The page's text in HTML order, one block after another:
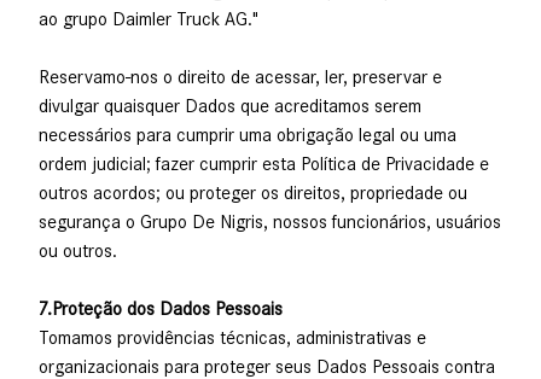
ao grupo Daimler Truck AG."
Reservamo-nos o direito de acessar, ler, preservar e
divulgar quaisquer Dados que acreditamos serem
necessários para cumprir uma obrigação legal ou uma
ordem judicial; fazer cumprir esta Política de Privacidade e
outros acordos; ou proteger os direitos, propriedade ou
segurança o Grupo De Nigris, nossos funcionários, usuários
ou outros.
7.Proteção dos Dados Pessoais
Tomamos providências técnicas, administrativas e
organizacionais para proteger seus Dados Pessoais contra